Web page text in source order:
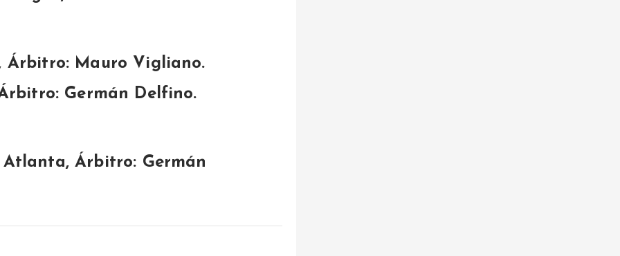
Árbitro: Mauro Vigliano.
Germán Delfino.
Atlanta, Árbitro: Germán